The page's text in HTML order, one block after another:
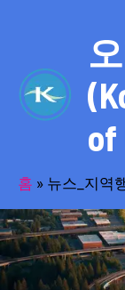
of
홈 » 뉴스_지역
반세기의
오레곤한